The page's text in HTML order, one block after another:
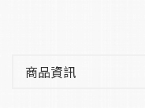
商品資訊